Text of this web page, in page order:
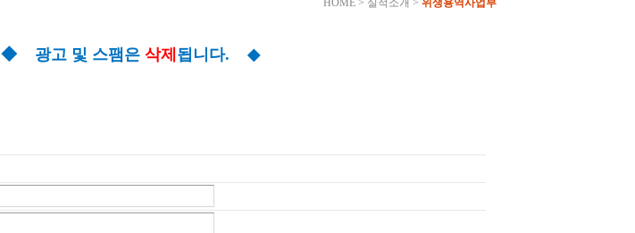
HOME > 실적소개 > 위생용역사업부
◆ 광고 및 스팸은 삭제 됩니다. ◆